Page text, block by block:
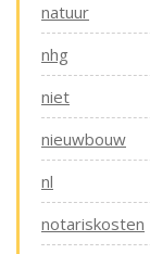
natuur
nhg
niet
nieuwbouw
nl
notariskosten